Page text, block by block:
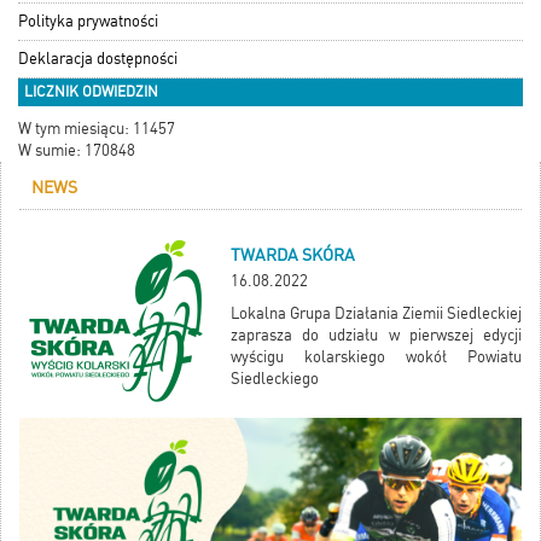
Polityka prywatności
Deklaracja dostępności
LICZNIK ODWIEDZIN
W tym miesiącu: 11457
W sumie: 170848
NEWS
TWARDA SKÓRA
16.08.2022
Lokalna Grupa Działania Ziemii Siedleckiej
zaprasza do udziału w pierwszej edycji
wyścigu kolarskiego wokół Powiatu
Siedleckiego